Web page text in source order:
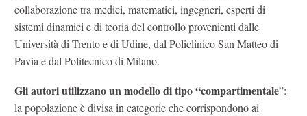
collaborazione tra medici, matematici, ingegneri, esperti di
sistemi dinamici e di teoria del controllo provenienti dalle
Università di Trento e di Udine, dal Policlinico San Matteo di
Pavia e dal Politecnico di Milano.
Gli autori utilizzano un modello di tipo “compartimentale”:
la popolazione è divisa in categorie che corrispondono ai